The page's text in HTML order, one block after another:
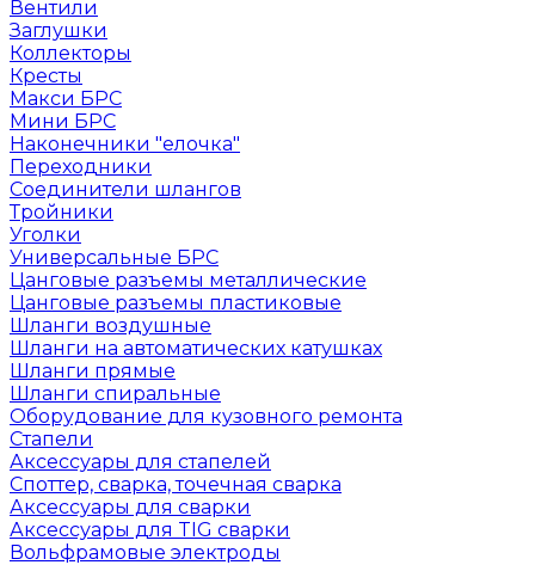
Вентили
Заглушки
Коллекторы
Кресты
Макси БРС
Мини БРС
Наконечники "елочка"
Переходники
Соединители шлангов
Тройники
Уголки
Универсальные БРС
Цанговые разъемы металлические
Цанговые разъемы пластиковые
Шланги воздушные
Шланги на автоматических катушках
Шланги прямые
Шланги спиральные
Оборудование для кузовного ремонта
Стапели
Аксессуары для стапелей
Споттер, сварка, точечная сварка
Аксессуары для сварки
Аксессуары для TIG сварки
Вольфрамовые электроды